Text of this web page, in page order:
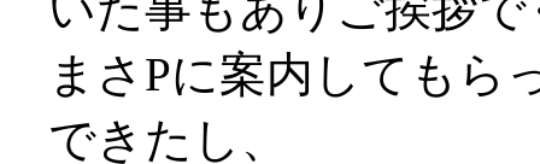
まさPに案内してもら
できたし、